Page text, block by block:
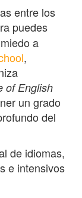
entre los
puedes
a
,
of English
un grado
del
de idiomas,
e intensivos